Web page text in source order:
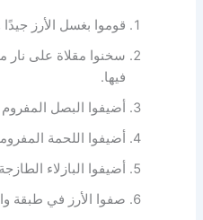
قوموا بغسل الأرز جيدًا
سخنوا مقلاة على نار
فيها.
أضيفوا البصل
أضيفوا اللحمة
أضيفوا البازلاء
صفوا الأرز في طبقة